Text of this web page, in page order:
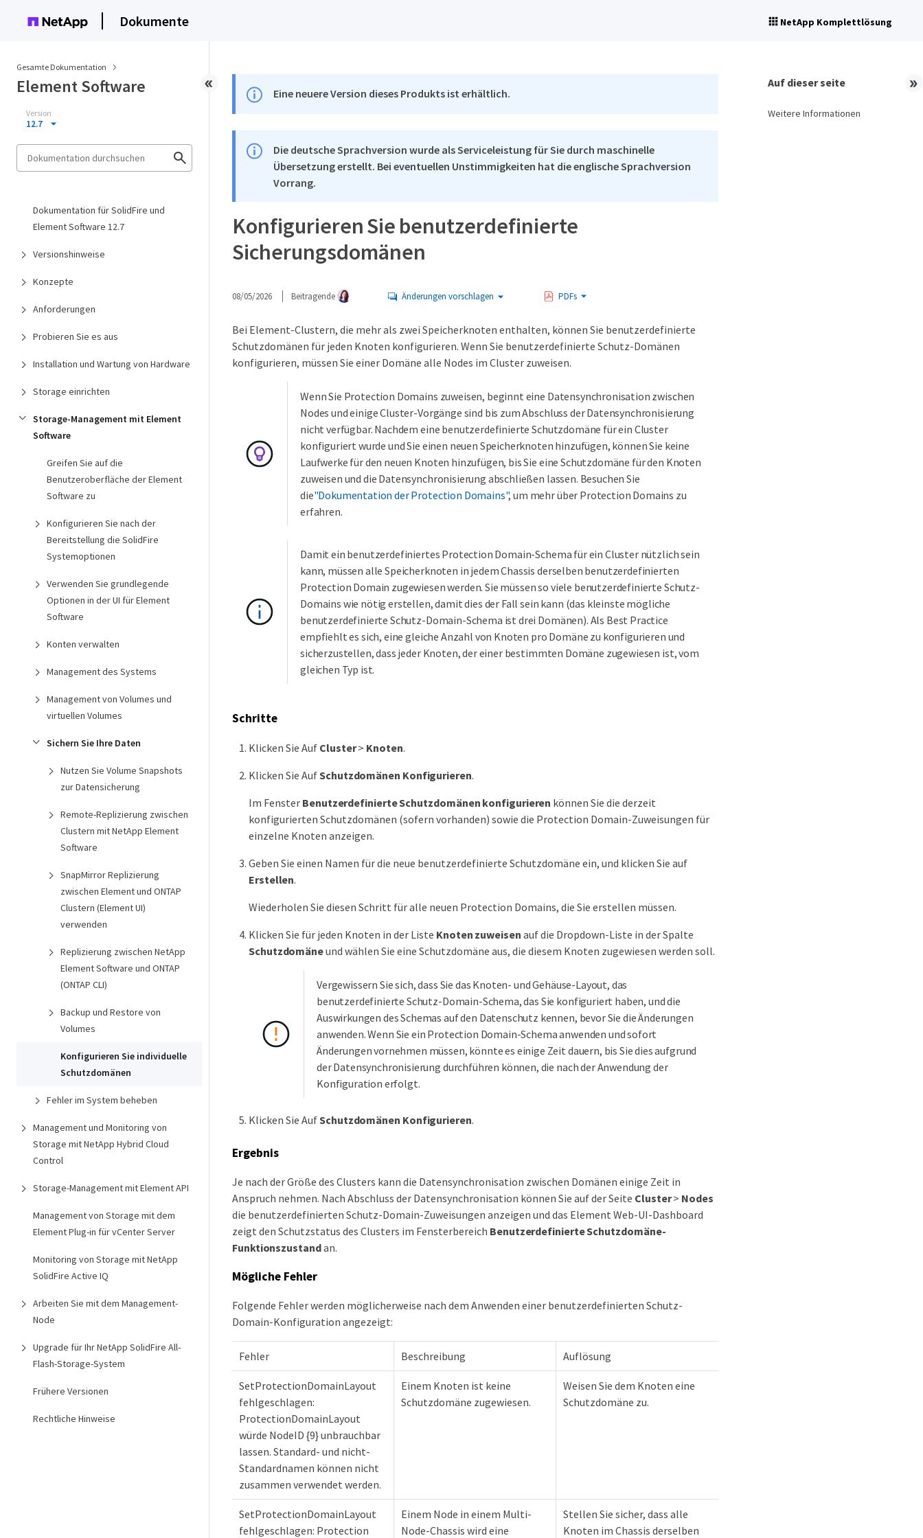
Dokumente NetApp Komplettlösung
Gesamte Dokumentation
Element Software
Version
12.7
Dokumentation für SolidFire und
Element Software 12.7
Versionshinweise
Konzepte
Anforderungen
Probieren Sie es aus
Installation und Wartung von Hardware
Storage einrichten
Storage-Management mit Element
Software
Greifen Sie auf die
Benutzeroberfläche der Element
Software zu
Konfigurieren Sie nach der
Bereitstellung die SolidFire
Systemoptionen
Verwenden Sie grundlegende
Optionen in der UI für Element
Software
Konten verwalten
Management des Systems
Management von Volumes und
virtuellen Volumes
Sichern Sie Ihre Daten
Nutzen Sie Volume Snapshots
zur Datensicherung
Remote-Replizierung zwischen
Clustern mit NetApp Element
Software
SnapMirror Replizierung
zwischen Element und ONTAP
Clustern (Element UI)
verwenden
Replizierung zwischen NetApp
Element Software und ONTAP
(ONTAP CLI)
Backup und Restore von
Volumes
Konfigurieren Sie individuelle
Schutzdomänen
Fehler im System beheben
Management und Monitoring von
Storage mit NetApp Hybrid Cloud
Control
Storage-Management mit Element API
Management von Storage mit dem
Element Plug-in für vCenter Server
Monitoring von Storage mit NetApp
SolidFire Active IQ
Arbeiten Sie mit dem Management-
Node
Upgrade für Ihr NetApp SolidFire All-
Flash-Storage-System
Frühere Versionen
Rechtliche Hinweise
Eine neuere Version dieses Produkts ist erhältlich.
Die deutsche Sprachversion wurde als Serviceleistung für Sie durch maschinelle
Übersetzung erstellt. Bei eventuellen Unstimmigkeiten hat die englische Sprachversion
Vorrang.
Konfigurieren Sie benutzerdefinierte
Sicherungsdomänen
08/05/2026 Beitragende Änderungen vorschlagen PDFs
Bei Element-Clustern, die mehr als zwei Speicherknoten enthalten, können Sie benutzerdefinierte
Schutzdomänen für jeden Knoten konfigurieren. Wenn Sie benutzerdefinierte Schutz-Domänen
konfigurieren, müssen Sie einer Domäne alle Nodes im Cluster zuweisen.
Wenn Sie Protection Domains zuweisen, beginnt eine Datensynchronisation zwischen
Nodes und einige Cluster-Vorgänge sind bis zum Abschluss der Datensynchronisierung
nicht verfügbar. Nachdem eine benutzerdefinierte Schutzdomäne für ein Cluster
konfiguriert wurde und Sie einen neuen Speicherknoten hinzufügen, können Sie keine
Laufwerke für den neuen Knoten hinzufügen, bis Sie eine Schutzdomäne für den Knoten
zuweisen und die Datensynchronisierung abschließen lassen. Besuchen Sie
die"Dokumentation der Protection Domains", um mehr über Protection Domains zu
erfahren.
Damit ein benutzerdefiniertes Protection Domain-Schema für ein Cluster nützlich sein
kann, müssen alle Speicherknoten in jedem Chassis derselben benutzerdefinierten
Protection Domain zugewiesen werden. Sie müssen so viele benutzerdefinierte Schutz-
Domains wie nötig erstellen, damit dies der Fall sein kann (das kleinste mögliche
benutzerdefinierte Schutz-Domain-Schema ist drei Domänen). Als Best Practice
empfiehlt es sich, eine gleiche Anzahl von Knoten pro Domäne zu konfigurieren und
sicherzustellen, dass jeder Knoten, der einer bestimmten Domäne zugewiesen ist, vom
gleichen Typ ist.
Schritte
Klicken Sie Auf Cluster> Knoten.
Klicken Sie AufSchutzdomänen Konfigurieren.
Im Fenster Benutzerdefinierte Schutzdomänen konfigurieren können Sie die derzeit
konfigurierten Schutzdomänen (sofern vorhanden) sowie die Protection Domain-Zuweisungen für
einzelne Knoten anzeigen.
Geben Sie einen Namen für die neue benutzerdefinierte Schutzdomäne ein, und klicken Sie auf
Erstellen.
Wiederholen Sie diesen Schritt für alle neuen Protection Domains, die Sie erstellen müssen.
Klicken Sie für jeden Knoten in der Liste Knoten zuweisen auf die Dropdown-Liste in der Spalte
Schutzdomäneund wählen Sie eine Schutzdomäne aus, die diesem Knoten zugewiesen werden soll.
Vergewissern Sie sich, dass Sie das Knoten- und Gehäuse-Layout, das
benutzerdefinierte Schutz-Domain-Schema, das Sie konfiguriert haben, und die
Auswirkungen des Schemas auf den Datenschutz kennen, bevor Sie die Änderungen
anwenden. Wenn Sie ein Protection Domain-Schema anwenden und sofort
Änderungen vornehmen müssen, könnte es einige Zeit dauern, bis Sie dies aufgrund
der Datensynchronisierung durchführen können, die nach der Anwendung der
Konfiguration erfolgt.
Klicken Sie AufSchutzdomänen Konfigurieren.
Ergebnis
Je nach der Größe des Clusters kann die Datensynchronisation zwischen Domänen einige Zeit in
Anspruch nehmen. Nach Abschluss der Datensynchronisation können Sie auf der Seite Cluster> Nodes
die benutzerdefinierten Schutz-Domain-Zuweisungen anzeigen und das Element Web-UI-Dashboard
zeigt den Schutzstatus des Clusters im Fensterbereich Benutzerdefinierte Schutzdomäne-
Funktionszustandan.
Mögliche Fehler
Folgende Fehler werden möglicherweise nach dem Anwenden einer benutzerdefinierten Schutz-
Domain-Konfiguration angezeigt:
Fehler Beschreibung Auflösung
SetProtectionDomainLayout
fehlgeschlagen:
ProtectionDomainLayout
würde NodeID {9} unbrauchbar
lassen. Standard- und nicht-
Standardnamen können nicht
zusammen verwendet werden.
Einem Knoten ist keine
Schutzdomäne zugewiesen.
Weisen Sie dem Knoten eine
Schutzdomäne zu.
SetProtectionDomainLayout
fehlgeschlagen: Protection
Einem Node in einem Multi-
Node-Chassis wird eine
Stellen Sie sicher, dass alle
Knoten im Chassis derselben
Auf dieser seite
Weitere Informationen